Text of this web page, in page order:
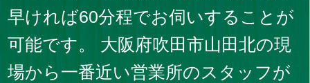
早ければ60分程でお伺いすることが
可能です。 大阪府吹田市山田北の現
場から一番近い営業所のスタッフが